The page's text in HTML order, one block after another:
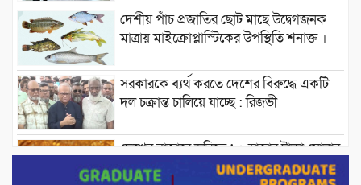
দেশীয় পাঁচ প্রজাতির ছোট মাছে উদ্বেগজনক
মাত্রায় মাইক্রোপ্লাস্টিকের উপস্থিতি শনাক্ত ।
সরকারকে ব্যর্থ করতে দেশের বিরুদ্ধে একটি
দল চক্রান্ত চালিয়ে যাচ্ছে : রিজভী
দেশের বাজারে ভরিতে ১০ হাজার টাকা সোনার
দাম বাড়ানোর ঘোষণা।